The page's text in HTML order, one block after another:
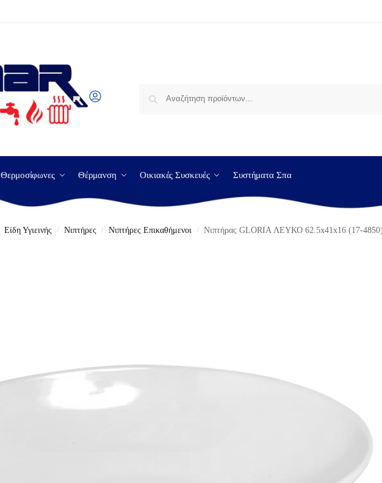
Θερμοσίφωνες Θέρμανση Οικιακές Συσκευές Συστήματα Σπα
Είδη Υγιεινής / Νιπτήρες / Νιπτήρες Επικαθήμενοι / Νιπτήρας GLORIA ΛΕΥΚΟ 62.5x41x16 (17-